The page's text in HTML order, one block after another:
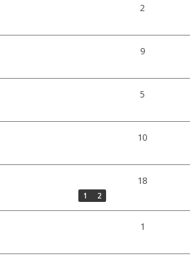
2
9
5
10
1 2
18
1